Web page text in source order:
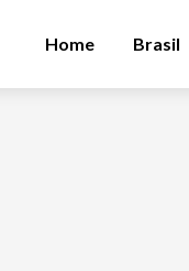
Home Brasil